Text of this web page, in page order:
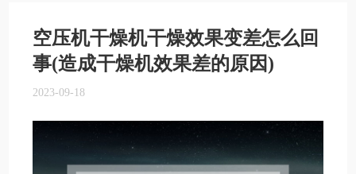
空压机干燥机干燥效果变差怎么回
事(造成干燥机效果差的原因)
2023-09-18